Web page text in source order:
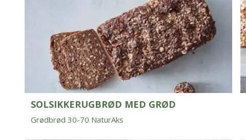
SOLSIKKERUGBRØD MED GRØD
Grødbrød 30-70 NaturAks